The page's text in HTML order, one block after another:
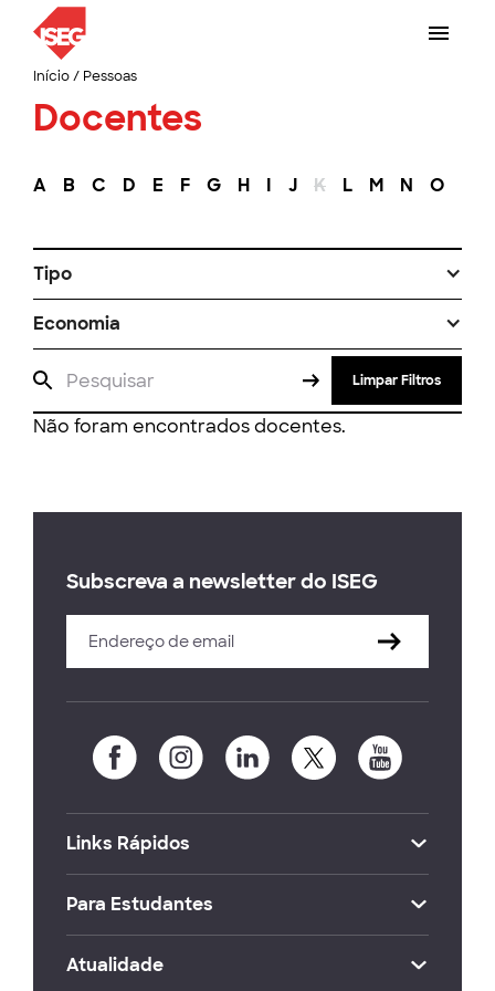
Início/ Pessoas
Docentes
A B C D E F G H I J K L M N O
Tipo
Economia
Limpar Filtros
Não foram encontrados docentes.
Subscreva a newsletter do ISEG
Links Rápidos
Para Estudantes
Atualidade